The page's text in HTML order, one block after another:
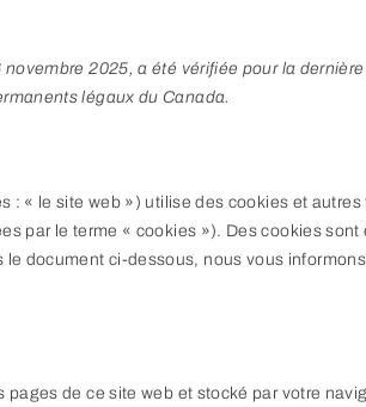
2025, a été vérifiée pour la
légaux du Canada.
: « le site web ») utilise des cookies et
par le terme « cookies »). Des cookies
document ci-dessous, nous vous
de ce site web et stocké par votre